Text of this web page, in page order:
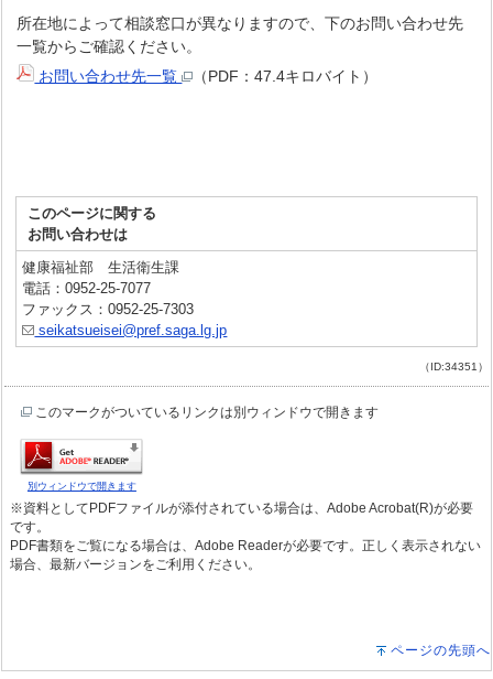
所在地によって相談窓口が異なりますので、下のお問い合わせ先
一覧からご確認ください。
お問い合わせ先一覧
（PDF：47.4キロバイト）
このページに関する
お問い合わせは
健康福祉部 生活衛生課
電話：0952-25-7077
ファックス：0952-25-7303
seikatsueisei@pref.saga.lg.jp
（ID:34351）
このマークがついているリンクは別ウィンドウで開きます
別ウィンドウで開きます
※資料としてPDFファイルが添付されている場合は、Adobe Acrobat(R)が必要
です。
PDF書類をご覧になる場合は、Adobe Readerが必要です。正しく表示されない
場合、最新バージョンをご利用ください。
ページの先頭へ